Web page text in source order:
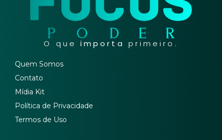
O que importa primeiro.
Quem Somos
Contato
Mídia Kit
Política de Privacidade
Termos de Uso